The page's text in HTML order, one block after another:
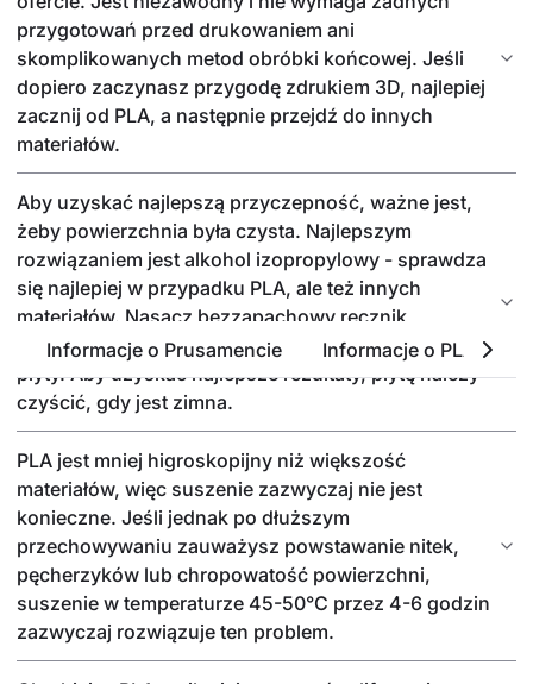
Informacje o Prusamencie Informacje o PLA
przygotowań przed drukowaniem ani
skomplikowanych metod obróbki końcowej. Jeśli
dopiero zaczynasz przygodę zdrukiem 3D, najlepiej
zacznij od PLA, a następnie przejdź do innych
materiałów.
Aby uzyskać najlepszą przyczepność, ważne jest,
żeby powierzchnia była czysta. Najlepszym
rozwiązaniem jest alkohol izopropylowy - sprawdza
się najlepiej w przypadku PLA, ale też innych
materiałów. Nasącz bezzapachowy ręcznik
papierowy niewielką ilością i przetrzyj powierzchnię
płyty. Aby uzyskać najlepsze rezultaty, płytę należy
czyścić, gdy jest zimna.
PLA jest mniej higroskopijny niż większość
materiałów, więc suszenie zazwyczaj nie jest
konieczne. Jeśli jednak po dłuższym
przechowywaniu zauważysz powstawanie nitek,
pęcherzyków lub chropowatość powierzchni,
suszenie w temperaturze 45-50°C przez 4-6 godzin
zazwyczaj rozwiązuje ten problem.